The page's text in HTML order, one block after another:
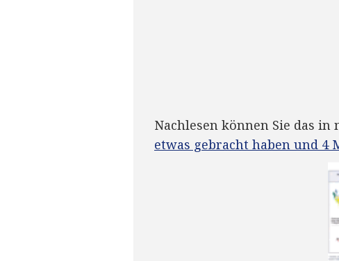
Nachlesen können Sie das
etwas gebracht haben und 4